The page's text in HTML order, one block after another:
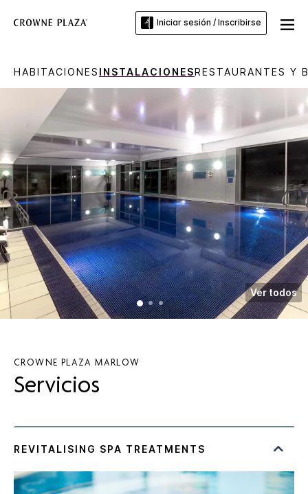
Iniciar sesión / Inscribirse
HABITACIONES INSTALACIONESRESTAURANTES Y
Ver todos
CROWNE PLAZA MARLOW
Servicios